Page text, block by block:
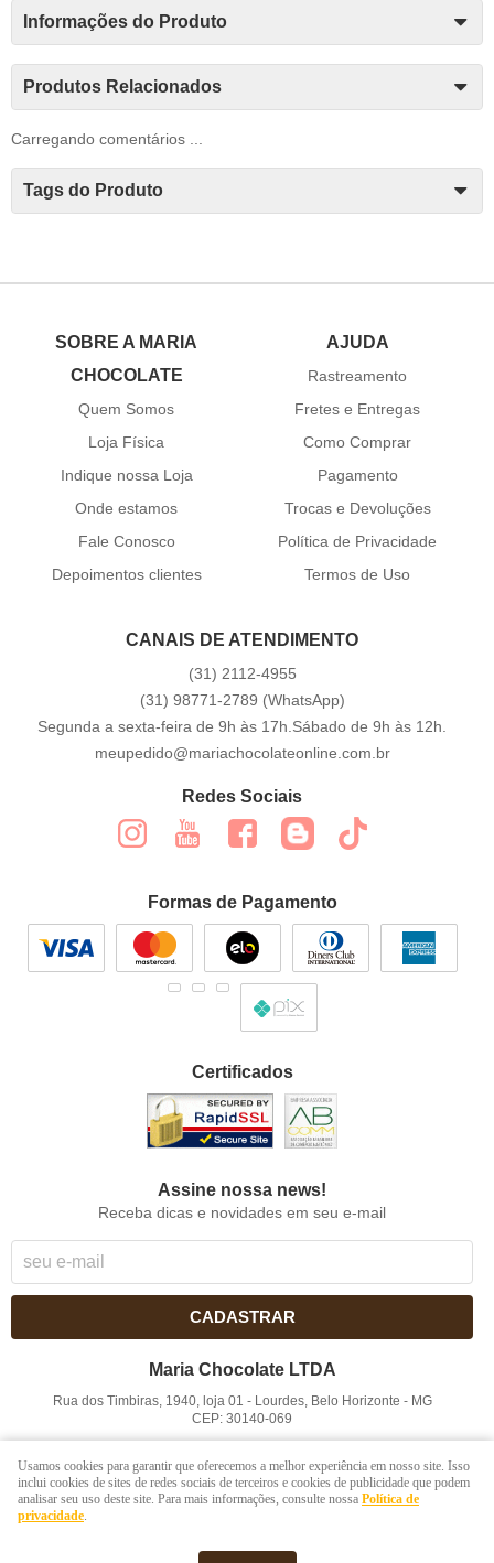
Informações do Produto
Produtos Relacionados
Carregando comentários ...
Tags do Produto
SOBRE A MARIA
CHOCOLATE
Quem Somos
Loja Física
Indique nossa Loja
Onde estamos
Fale Conosco
Depoimentos clientes
AJUDA
Rastreamento
Fretes e Entregas
Como Comprar
Pagamento
Trocas e Devoluções
Política de Privacidade
Termos de Uso
CANAIS DE ATENDIMENTO
(31) 2112-4955
(31) 98771-2789 (WhatsApp)
Segunda a sexta-feira de 9h às 17h.Sábado de 9h às 12h.
meupedido@mariachocolateonline.com.br
Redes Sociais
Formas de Pagamento
Certificados
Assine nossa news!
Receba dicas e novidades em seu e-mail
CADASTRAR
Maria Chocolate LTDA
Rua dos Timbiras, 1940, loja 01 - Lourdes, Belo Horizonte - MG
CEP: 30140-069
LOJA VIRTUAL CRIADA POR
Usamos cookies para garantir que oferecemos a melhor experiência em nosso site. Isso
inclui cookies de sites de redes sociais de terceiros e cookies de publicidade que podem
analisar seu uso deste site. Para mais informações, consulte nossa Política de
privacidade.